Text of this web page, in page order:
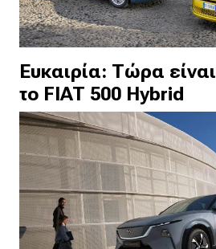
Ευκαιρία: Τώρα
το FIAT 500 Hybrid